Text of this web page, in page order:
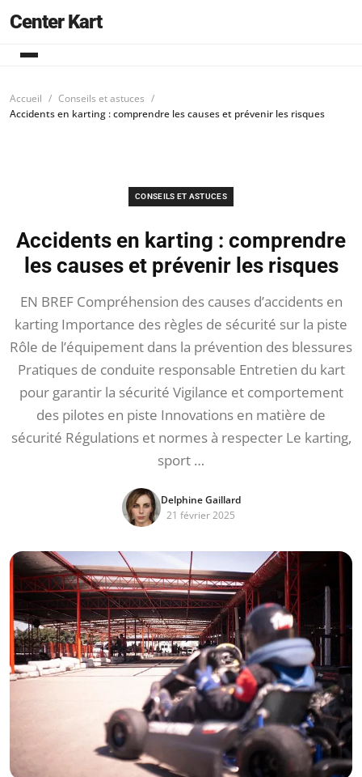
Center Kart
Accueil
Conseils et astuces
Accidents en karting : comprendre les causes et prévenir les risques
CONSEILS ET ASTUCES
Accidents en karting : comprendre
les causes et prévenir les risques
EN BREF Compréhension des causes d’accidents en
karting Importance des règles de sécurité sur la piste
Rôle de l’équipement dans la prévention des blessures
Pratiques de conduite responsable Entretien du kart
pour garantir la sécurité Vigilance et comportement
des pilotes en piste Innovations en matière de
sécurité Régulations et normes à respecter Le karting,
sport …
Delphine Gaillard
21 février 2025